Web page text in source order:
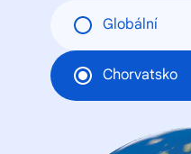
Globální
Chorvatsko